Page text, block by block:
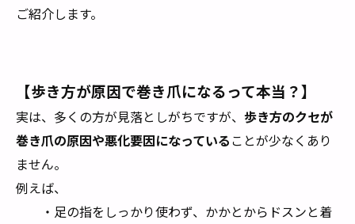
ご紹介します。
【歩き方が原因で巻き爪になるって本当？】
実は、多くの方が見落としがちですが、 歩き方のクセが
巻き爪の原因や悪化要因になっていることが少なくあり
ません。
例えば、
・足の指をしっかり使わず、かかとからドスンと着